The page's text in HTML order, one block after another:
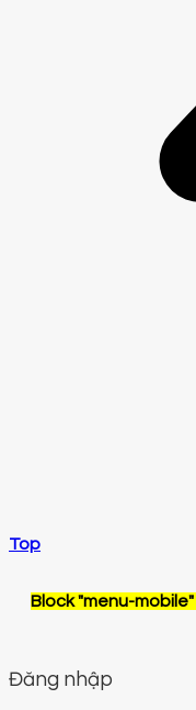
Top
Block"menu-mobile"
Đăng nhập